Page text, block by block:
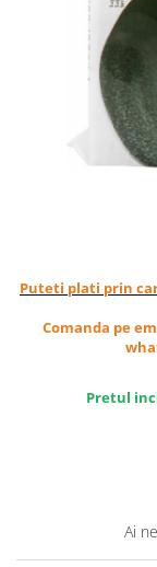
Cacao si inlocuitori
Seminte bio
Seminte din
Superalimente bio
Fructe si legume
Cereale, fulgi din
Bauturi vegetale
Orez, Faina si
Sosuri, Ketchup
Puteti plati prin
Comanda pe
Pretul
Ai